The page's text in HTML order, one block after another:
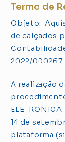
Termo de
Objeto:
de calçados
2022/000267.
A realização
14 de
plataforma